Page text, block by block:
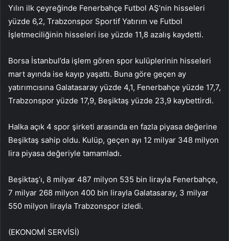
Yılın ilk çeyreğinde Fenerbahçe Futbol AŞ’nin hisseleri
yüzde 6,2, Trabzonspor Sportif Yatırım ve Futbol
İşletmeciliğinin hisseleri ise yüzde 11,8 azalış kaydetti.
Borsa İstanbul’da işlem gören spor kulüplerinin hisseleri
mart ayında ise kayıp yaşattı. Buna göre geçen ay
yatırımcısına Galatasaray yüzde 4,1, Fenerbahçe yüzde 17,7,
Trabzonspor yüzde 17,9, Beşiktaş yüzde 23,9 kaybettirdi.
Halka açık 4 spor şirketi arasında en fazla piyasa değerine
Beşiktaş sahip oldu. Kulüp, geçen ayı 12 milyar 348 milyon
lira piyasa değeriyle tamamladı.
Beşiktaş’ı, 8 milyar 487 milyon 535 bin lirayla Fenerbahçe,
7 milyar 268 milyon 400 bin lirayla Galatasaray, 3 milyar
550 milyon lirayla Trabzonspor izledi.
(EKONOMİ SERVİSİ)